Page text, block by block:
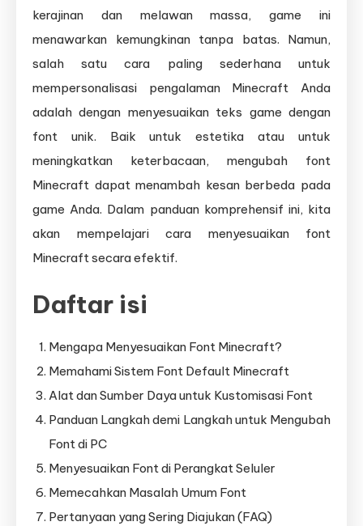
kerajinan dan melawan massa, game ini
menawarkan kemungkinan tanpa batas. Namun,
salah satu cara paling sederhana untuk
mempersonalisasi pengalaman Minecraft Anda
adalah dengan menyesuaikan teks game dengan
font unik. Baik untuk estetika atau untuk
meningkatkan keterbacaan, mengubah font
Minecraft dapat menambah kesan berbeda pada
game Anda. Dalam panduan komprehensif ini, kita
akan mempelajari cara menyesuaikan font
Minecraft secara efektif.
Daftar isi
Mengapa Menyesuaikan Font Minecraft?
Memahami Sistem Font Default Minecraft
Alat dan Sumber Daya untuk Kustomisasi Font
Panduan Langkah demi Langkah untuk Mengubah
Font di PC
Menyesuaikan Font di Perangkat Seluler
Memecahkan Masalah Umum Font
Pertanyaan yang Sering Diajukan (FAQ)